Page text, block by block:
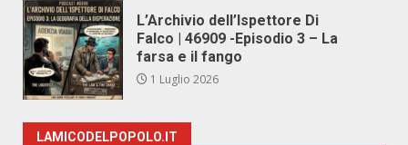
L’Archivio dell’Ispettore Di
Falco | 46909 -Episodio 3 – La
farsa e il fango
1 Luglio 2026
LAMICODELPOPOLO.IT